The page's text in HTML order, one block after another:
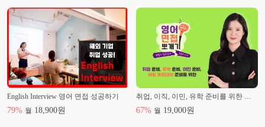
(현)핵콕오픽 대표강사
English Interview 영어 면접 성공하기
79% 월 18,900원
취업, 이직, 이민, 유학 준비를 위한 가장 완벽한 영어 면접 족보
67% 월 19,000원